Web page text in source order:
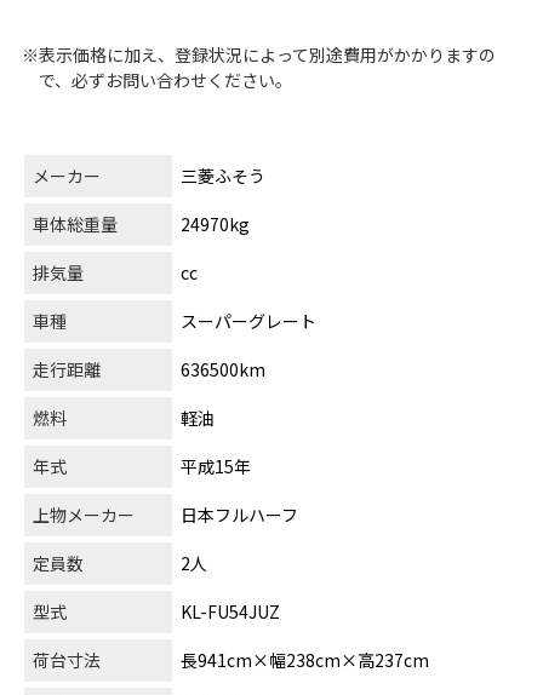
※表示価格に加え、登録状況によって別途費用がかかりますの
で、必ずお問い合わせください。
メーカー
三菱ふそう
車体総重量
24970kg
排気量
cc
車種
スーパーグレート
走行距離
636500km
燃料
軽油
年式
平成15年
上物メーカー
日本フルハーフ
定員数
2人
型式
KL-FU54JUZ
荷台寸法
長941cm×幅238cm×高237cm